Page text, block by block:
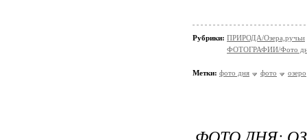
Рубрики: ПРИРОДА/Озера,ручьи
ФОТОГРАФИИ/Фото
Метки: фото дня фото озеро